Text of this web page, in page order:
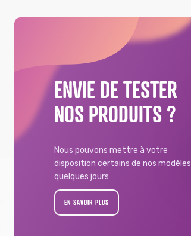
ENVIE DE TESTER
NOS PRODUITS ?
Nous pouvons mettre à votre
disposition certains de nos modèles
quelques jours
EN SAVOIR PLUS